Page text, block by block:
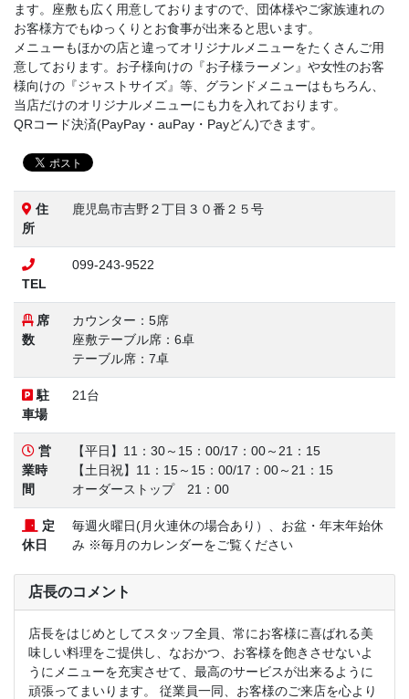
ます。座敷も広く用意しておりますので、団体様やご家族連れの
お客様方でもゆっくりとお食事が出来ると思います。
メニューもほかの店と違ってオリジナルメニューをたくさんご用
意しております。お子様向けの『お子様ラーメン』や女性のお客
様向けの『ジャストサイズ』等、グランドメニューはもちろん、
当店だけのオリジナルメニューにも力を入れております。
QRコード決済(PayPay・auPay・Payどん)できます。
住
所
鹿児島市吉野２丁目３０番２５号
TEL
099-243-9522
席
数
カウンター：5席
座敷テーブル席：6卓
テーブル席：7卓
駐
車場
21台
営
業時
間
【平日】11：30～15：00/17：00～21：15
【土日祝】11：15～15：00/17：00～21：15
オーダーストップ 21：00
定
休日
毎週火曜日(月火連休の場合あり）、お盆・年末年始休
み ※毎月のカレンダーをご覧ください
店長のコメント
店長をはじめとしてスタッフ全員、常にお客様に喜ばれる美
味しい料理をご提供し、なおかつ、お客様を飽きさせないよ
うにメニューを充実させて、最高のサービスが出来るように
頑張ってまいります。 従業員一同、お客様のご来店を心より